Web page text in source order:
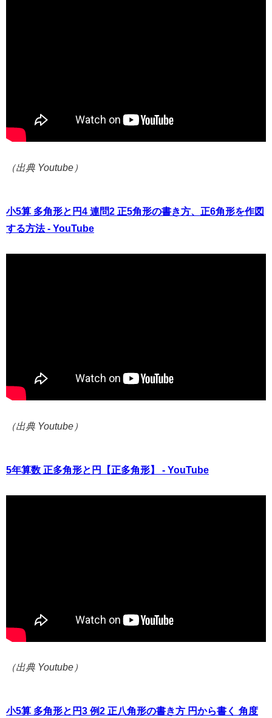
（出典 Youtube）
小5算 多角形と円4 連問2 正5角形の書き方、正6角形を作図
する方法 - YouTube
（出典 Youtube）
5年算数 正多角形と円【正多角形】 - YouTube
（出典 Youtube）
小5算 多角形と円3 例2 正八角形の書き方 円から書く 角度